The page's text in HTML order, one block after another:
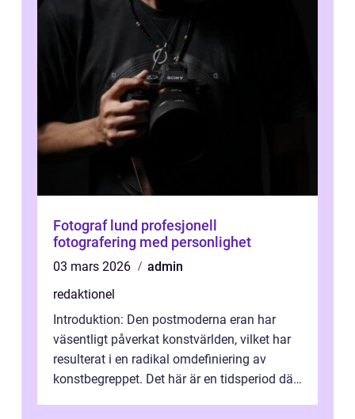
Fotograf lund profesjonell
fotografering med personlighet
03 mars 2026
admin
redaktionel
Introduktion: Den postmoderna eran har
väsentligt påverkat konstvärlden, vilket har
resulterat i en radikal omdefiniering av
konstbegreppet. Det här är en tidsperiod där